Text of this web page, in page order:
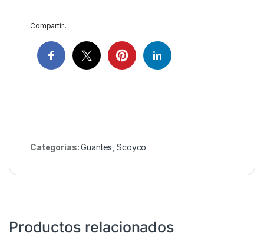
Compartir...
Categorías:Guantes ,Scoyco
Productos relacionados